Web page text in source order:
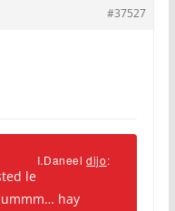
#37527
I.Daneeldijo:
le
hay